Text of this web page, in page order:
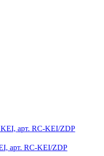
арт. RC-KEI/ZDP